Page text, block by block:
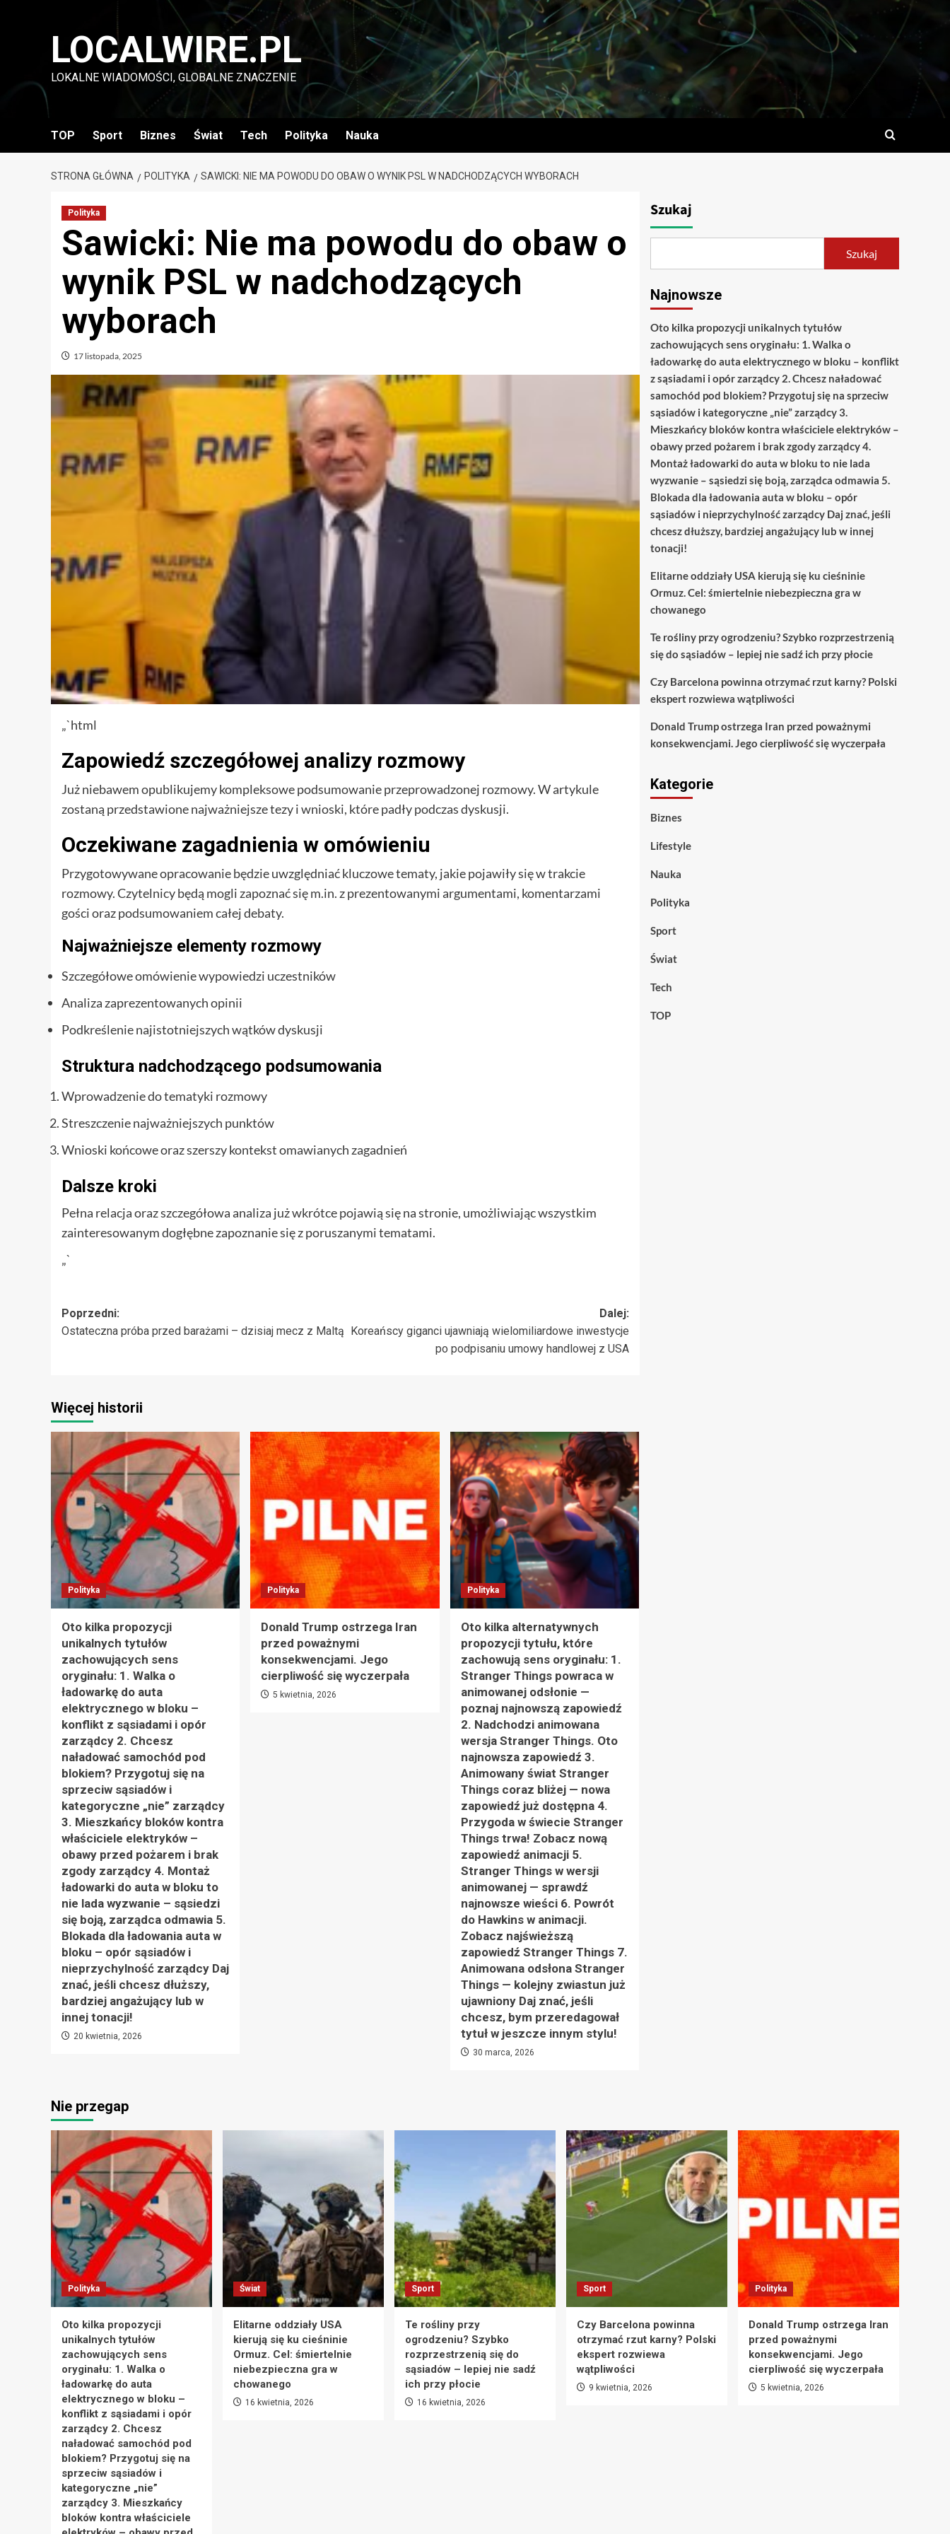
LOCALWIRE.PL
LOKALNE WIADOMOŚCI, GLOBALNE ZNACZENIE
TOP Sport Biznes Świat Tech Polityka Nauka
STRONA GŁÓWNA POLITYKA SAWICKI: NIE MA POWODU DO OBAW O WYNIK PSL W NADCHODZĄCYCH WYBORACH
Polityka
Sawicki: Nie ma powodu do obaw o
wynik PSL w nadchodzących
wyborach
17 listopada, 2025
„`html
Zapowiedź szczegółowej analizy rozmowy
Już niebawem opublikujemy kompleksowe podsumowanie przeprowadzonej rozmowy. W artykule
zostaną przedstawione najważniejsze tezy i wnioski, które padły podczas dyskusji.
Oczekiwane zagadnienia w omówieniu
Przygotowywane opracowanie będzie uwzględniać kluczowe tematy, jakie pojawiły się w trakcie
rozmowy. Czytelnicy będą mogli zapoznać się m.in. z prezentowanymi argumentami, komentarzami
gości oraz podsumowaniem całej debaty.
Najważniejsze elementy rozmowy
Szczegółowe omówienie wypowiedzi uczestników
Analiza zaprezentowanych opinii
Podkreślenie najistotniejszych wątków dyskusji
Struktura nadchodzącego podsumowania
Wprowadzenie do tematyki rozmowy
Streszczenie najważniejszych punktów
Wnioski końcowe oraz szerszy kontekst omawianych zagadnień
Dalsze kroki
Pełna relacja oraz szczegółowa analiza już wkrótce pojawią się na stronie, umożliwiając wszystkim
zainteresowanym dogłębne zapoznanie się z poruszanymi tematami.
„`
Zobacz
wpisy
Poprzedni:
Ostateczna próba przed barażami – dzisiaj mecz z Maltą
Dalej:
Koreańscy giganci ujawniają wielomiliardowe inwestycje
po podpisaniu umowy handlowej z USA
Więcej historii
Polityka
Oto kilka propozycji
unikalnych tytułów
zachowujących sens
oryginału: 1. Walka o
ładowarkę do auta
elektrycznego w bloku –
konflikt z sąsiadami i opór
zarządcy 2. Chcesz
naładować samochód pod
blokiem? Przygotuj się na
sprzeciw sąsiadów i
kategoryczne „nie” zarządcy
3. Mieszkańcy bloków kontra
właściciele elektryków –
obawy przed pożarem i brak
zgody zarządcy 4. Montaż
ładowarki do auta w bloku to
nie lada wyzwanie – sąsiedzi
się boją, zarządca odmawia 5.
Blokada dla ładowania auta w
bloku – opór sąsiadów i
nieprzychylność zarządcy Daj
znać, jeśli chcesz dłuższy,
bardziej angażujący lub w
innej tonacji!
20 kwietnia, 2026
Polityka
Donald Trump ostrzega Iran
przed poważnymi
konsekwencjami. Jego
cierpliwość się wyczerpała
5 kwietnia, 2026
Polityka
Oto kilka alternatywnych
propozycji tytułu, które
zachowują sens oryginału: 1.
Stranger Things powraca w
animowanej odsłonie —
poznaj najnowszą zapowiedź
2. Nadchodzi animowana
wersja Stranger Things. Oto
najnowsza zapowiedź 3.
Animowany świat Stranger
Things coraz bliżej — nowa
zapowiedź już dostępna 4.
Przygoda w świecie Stranger
Things trwa! Zobacz nową
zapowiedź animacji 5.
Stranger Things w wersji
animowanej — sprawdź
najnowsze wieści 6. Powrót
do Hawkins w animacji.
Zobacz najświeższą
zapowiedź Stranger Things 7.
Animowana odsłona Stranger
Things — kolejny zwiastun już
ujawniony Daj znać, jeśli
chcesz, bym przeredagował
tytuł w jeszcze innym stylu!
30 marca, 2026
Szukaj
Szukaj
Najnowsze
Oto kilka propozycji unikalnych tytułów
zachowujących sens oryginału: 1. Walka o
ładowarkę do auta elektrycznego w bloku – konflikt
z sąsiadami i opór zarządcy 2. Chcesz naładować
samochód pod blokiem? Przygotuj się na sprzeciw
sąsiadów i kategoryczne „nie” zarządcy 3.
Mieszkańcy bloków kontra właściciele elektryków –
obawy przed pożarem i brak zgody zarządcy 4.
Montaż ładowarki do auta w bloku to nie lada
wyzwanie – sąsiedzi się boją, zarządca odmawia 5.
Blokada dla ładowania auta w bloku – opór
sąsiadów i nieprzychylność zarządcy Daj znać, jeśli
chcesz dłuższy, bardziej angażujący lub w innej
tonacji!
Elitarne oddziały USA kierują się ku cieśninie
Ormuz. Cel: śmiertelnie niebezpieczna gra w
chowanego
Te rośliny przy ogrodzeniu? Szybko rozprzestrzenią
się do sąsiadów – lepiej nie sadź ich przy płocie
Czy Barcelona powinna otrzymać rzut karny? Polski
ekspert rozwiewa wątpliwości
Donald Trump ostrzega Iran przed poważnymi
konsekwencjami. Jego cierpliwość się wyczerpała
Kategorie
Biznes
Lifestyle
Nauka
Polityka
Sport
Świat
Tech
TOP
Nie przegap
Polityka
Oto kilka propozycji
unikalnych tytułów
zachowujących sens
oryginału: 1. Walka o
ładowarkę do auta
elektrycznego w bloku –
konflikt z sąsiadami i opór
zarządcy 2. Chcesz
naładować samochód pod
blokiem? Przygotuj się na
sprzeciw sąsiadów i
kategoryczne „nie”
zarządcy 3. Mieszkańcy
bloków kontra właściciele
Świat
Elitarne oddziały USA
kierują się ku cieśninie
Ormuz. Cel: śmiertelnie
niebezpieczna gra w
chowanego
16 kwietnia, 2026
Sport
Te rośliny przy
ogrodzeniu? Szybko
rozprzestrzenią się do
sąsiadów – lepiej nie sadź
ich przy płocie
16 kwietnia, 2026
Sport
Czy Barcelona powinna
otrzymać rzut karny? Polski
ekspert rozwiewa
wątpliwości
9 kwietnia, 2026
Polityka
Donald Trump ostrzega Iran
przed poważnymi
konsekwencjami. Jego
cierpliwość się wyczerpała
5 kwietnia, 2026